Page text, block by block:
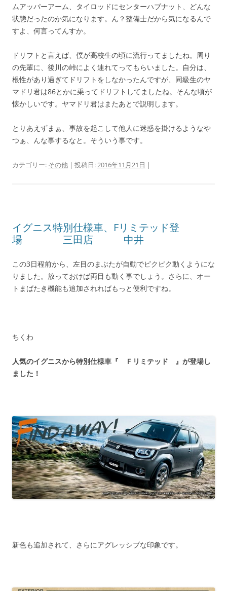
ムアッパーアーム、タイロッドにセンターハブナット、どんな
状態だったのか気になります。ん？整備士だから気になるんで
すよ、何言ってんすか。
ドリフトと言えば、僕が高校生の頃に流行ってましたね。周り
の先輩に、後川の峠によく連れてってもらいました。自分は、
根性があり過ぎてドリフトをしなかったんですが、同級生のヤ
マドリ君は86とかに乗ってドリフトしてましたね。そんな頃が
懐かしいです。ヤマドリ君はまたあとで説明します。
とりあえずまぁ、事故を起こして他人に迷惑を掛けるようなや
つぁ、んな事するなと。そういう事です。
カテゴリー: その他 | 投稿日:2016年11月21日 |
イグニス特別仕様車、Fリミテッド登
場 三田店 中井
この3日程前から、左目のまぶたが自動でピクピク動くようにな
りました。放っておけば両目も動く事でしょう。さらに、オー
トまばたき機能も追加されればもっと便利ですね。
ちくわ
人気のイグニスから特別仕様車『 Ｆリミテッド 』が登場し
ました！
新色も追加されて、さらにアグレッシブな印象です。